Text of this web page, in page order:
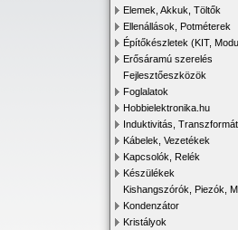
Elemek, Akkuk, Töltők
Ellenállások, Potméterek
Építőkészletek (KIT,
Erősáramú szerelés
Fejlesztőeszközök
Foglalatok
Hobbielektronika.hu
Induktivitás,
Kábelek, Vezetékek
Kapcsolók, Relék
Készülékek
Kishangszórók, Piezók,
Kondenzátor
Kristályok